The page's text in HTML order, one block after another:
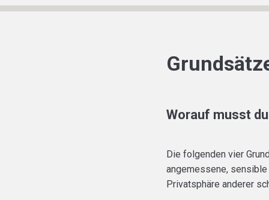
Worauf musst
Die folgenden vier
angemessene,
Privatsphäre anderer